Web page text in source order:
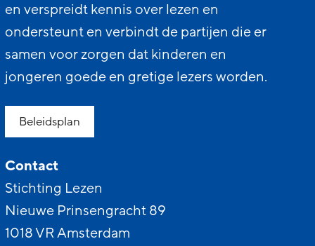
en verspreidt kennis over lezen en
ondersteunt en verbindt de partijen die er
samen voor zorgen dat kinderen en
jongeren goede en gretige lezers worden.
Beleidsplan
Contact
Stichting Lezen
Nieuwe Prinsengracht 89
1018 VR Amsterdam